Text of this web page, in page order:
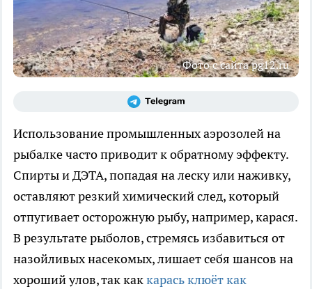
Фото с сайта pg12.ru
Использование промышленных аэрозолей на
рыбалке часто приводит к обратному эффекту.
Спирты и ДЭТА, попадая на леску или наживку,
оставляют резкий химический след, который
отпугивает осторожную рыбу, например, карася.
В результате рыболов, стремясь избавиться от
назойливых насекомых, лишает себя шансов на
хороший улов, так каккарась клюёт как